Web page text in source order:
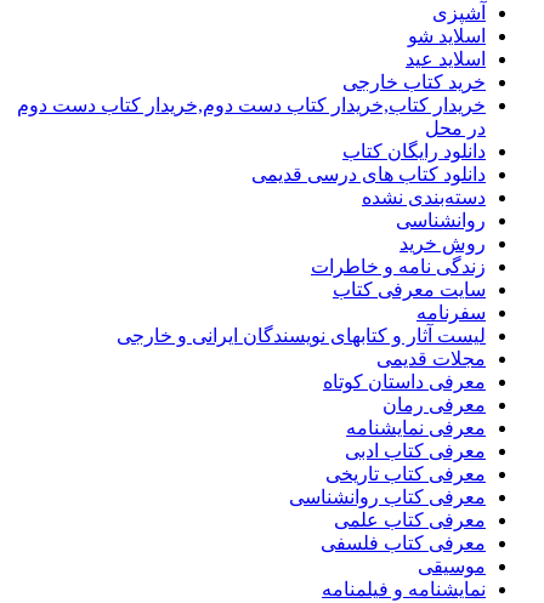
آشپزی
اسلاید شو
اسلاید عید
خرید کتاب خارجی
خریدار کتاب,خریدار کتاب دست دوم,خریدار کتاب دست دوم
در محل
دانلود رایگان کتاب
دانلود کتاب های درسی قدیمی
دسته‌بندی نشده
روانشناسی
روش خرید
زندگی نامه و خاطرات
سایت معرفی کتاب
سفرنامه
لیست آثار و کتابهای نویسندگان ایرانی و خارجی
مجلات قدیمی
معرفی داستان کوتاه
معرفی رمان
معرفی نمایشنامه
معرفی کتاب ادبی
معرفی کتاب تاریخی
معرفی کتاب روانشناسی
معرفی کتاب علمی
معرفی کتاب فلسفی
موسیقی
نمایشنامه و فیلمنامه